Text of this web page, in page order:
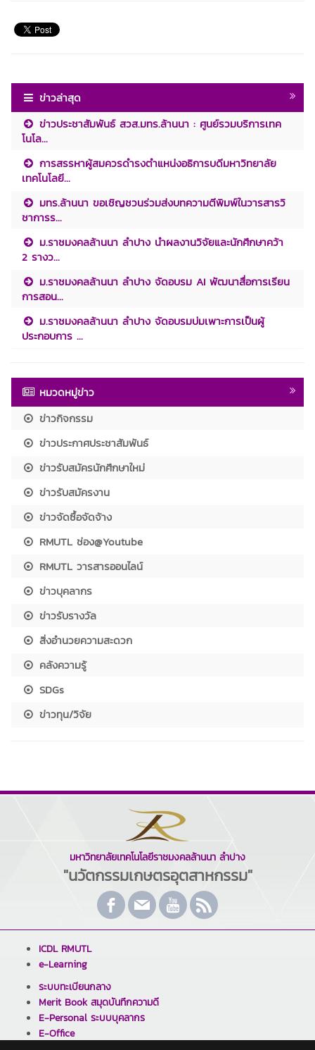
ข่าวล่าสุด
ข่าวประชาสัมพันธ์ สวส.มทร.ล้านนา : ศูนย์รวมบริการเทค
โนโล...
การสรรหาผู้สมควรดำรงตำแหน่งอธิการบดีมหาวิทยาลัย
เทคโนโลยี...
มทร.ล้านนา ขอเชิญชวนร่วมส่งบทความตีพิมพ์ในวารสารวิ
ชาการร...
ม.ราชมงคลล้านนา ลำปาง นำผลงานวิจัยและนักศึกษาคว้า
2 รางว...
ม.ราชมงคลล้านนา ลำปาง จัดอบรม AI พัฒนาสื่อการเรียน
การสอน...
ม.ราชมงคลล้านนา ลำปาง จัดอบรมบ่มเพาะการเป็นผู้
ประกอบการ ...
หมวดหมู่ข่าว
ข่าวกิจกรรม
ข่าวประกาศประชาสัมพันธ์
ข่าวรับสมัครนักศึกษาใหม่
ข่าวรับสมัครงาน
ข่าวจัดซื้อจัดจ้าง
RMUTL ช่อง@Youtube
RMUTL วารสารออนไลน์
ข่าวบุคลากร
ข่าวรับรางวัล
สิ่งอำนวยความสะดวก
คลังความรู้
SDGs
ข่าวทุน/วิจัย
มหาวิทยาลัยเทคโนโลยีราชมงคลล้านนา ลำปาง
"นวัตกรรมเกษตรอุตสาหกรรม"
ICDL RMUTL
e-Learning
ระบบทะเบียนกลาง
Merit Book สมุดบันทึกความดี
E-Personal ระบบบุคลากร
E-Office